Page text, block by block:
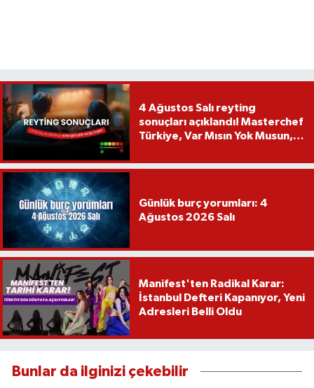
4 Ağustos Salı reyting
sonuçları açıklandı! Masterchef
Türkiye, Var Mısın Yok Musun,
Günlük burç yorumları: 4
Ağustos 2026 Salı
Manifest'ten Radikal Karar:
İstanbul Defteri Kapanıyor, Yeni
Adresleri Belli Oldu
Bunlar da ilginizi çekebilir